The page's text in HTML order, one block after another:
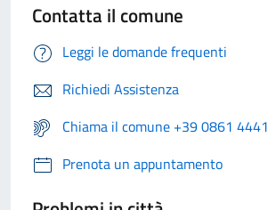
Contatta il comune
Leggi le domande frequenti
Richiedi Assistenza
Chiama il comune +39 0861 4441
Prenota un appuntamento